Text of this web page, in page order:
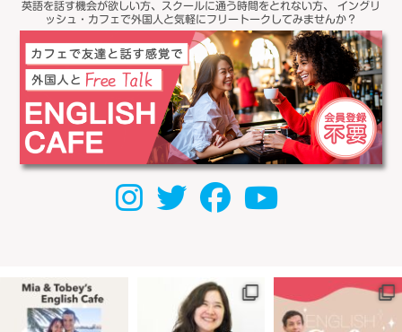
英語を話す機会が欲しい方、スクールに通う時間をとれない方、 イングリ
ッシュ・カフェで外国人と気軽にフリートークしてみませんか？